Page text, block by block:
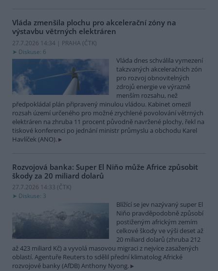
Vláda zmenšila plochu pro akcelerační zóny na
výstavbu větrných elektráren
27.7.2026 14:34 | PRAHA (ČTK)
Diskuse: 6
Vláda dnes schválila vymezení
takzvaných akceleračních zón
pro rozvoj obnovitelných
zdrojů energie ve výrazně
menším rozsahu, než
předpokládal plán připravený minulou vládou. Kabinet omezil
rozsah území určeného pro možné zrychlené povolování větrných
elektráren na zhruba 11 procent původně navržené plochy, řekl na
tiskové konferenci po jednání ministr průmyslu a obchodu Karel
Havlíček (ANO).
Rozvojová banka: Super El Niňo může Africe způsobit
škody za 20 miliard dolarů
27.7.2026 14:33 (ČTK)
Diskuse: 3
Blížící se jev nazývaný super El
Niňo pravděpodobně způsobí
postiženým africkým zemím
celkové škody ve výši deset až
20 miliard dolarů (zhruba 212
až 423 miliard Kč) a vyvolá masovou migraci z nejvíce zasažených
oblastí. Agentuře Reuters to sdělil přední klimatolog Africké
rozvojové banky (AfDB) Anthony Nyong.